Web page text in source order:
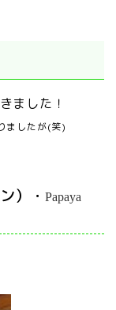
ました！
ましたが(笑)
）・ Papaya